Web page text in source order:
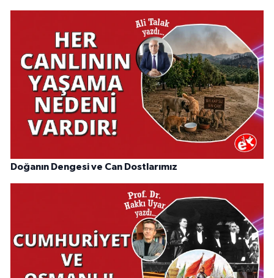
Doğanın Dengesi ve Can Dostlarımız